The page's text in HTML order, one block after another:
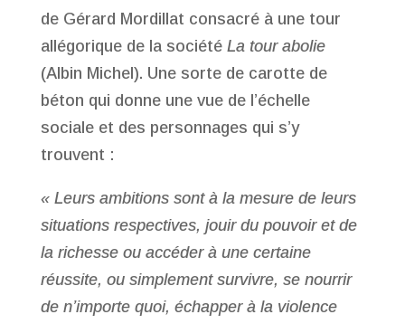
de Gérard Mordillat consacré à une tour
allégorique de la société La tour abolie
(Albin Michel). Une sorte de carotte de
béton qui donne une vue de l’échelle
sociale et des personnages qui s’y
trouvent :
« Leurs ambitions sont à la mesure de leurs
situations respectives, jouir du pouvoir et de
la richesse ou accéder à une certaine
réussite, ou simplement survivre, se nourrir
de n’importe quoi, échapper à la violence